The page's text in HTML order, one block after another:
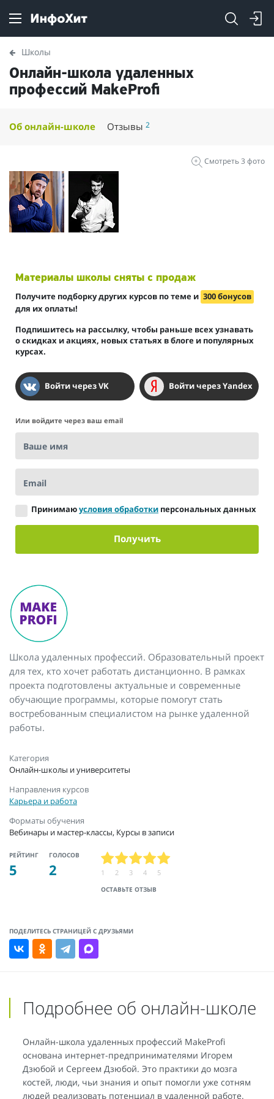
Школы
Онлайн-школа удаленных
профессий MakeProfi
Об онлайн-школе Отзывы2
Школа удаленных профессий. Образовательный проект
для тех, кто хочет работать дистанционно. В рамках
проекта подготовлены актуальные и современные
обучающие программы, которые помогут стать
востребованным специалистом на рынке удаленной
работы.
Категория
Онлайн-школы и университеты
Направления курсов
Карьера и работа
Форматы обучения
Вебинары и мастер-классы, Курсы в записи
РЕЙТИНГ
5
ГОЛОСОВ
2
ОСТАВЬТЕ ОТЗЫВ
1 2 3 4 5
ПОДЕЛИТЕСЬ СТРАНИЦЕЙ С ДРУЗЬЯМИ
Материалы школы сняты с продаж
Получите подборку других курсов по теме и 300 бонусов
для их оплаты!
Подпишитесь на рассылку, чтобы раньше всех узнавать
о скидках и акциях, новых статьях в блоге и популярных
курсах.
Войти через VK Войти через Yandex
Или войдите через ваш email
Ваше имя
Email
Принимаюусловия обработки персональных данных
Получить
Смотреть 3 фото
Подробнее об онлайн-школе
Онлайн-школа удаленных профессий MakeProfi
основана интернет-предпринимателями Игорем
Дзюбой и Сергеем Дзюбой. Это практики до мозга
костей, люди, чьи знания и опыт помогли уже сотням
людей реализовать потенциал в удаленной работе.